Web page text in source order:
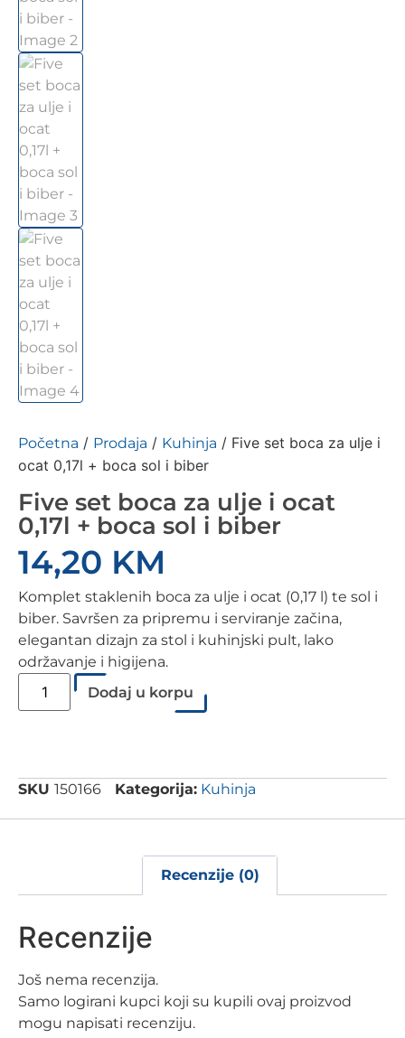
Početna / Prodaja / Kuhinja / Five set boca za ulje i
ocat 0,17l + boca sol i biber
Five set boca za ulje i ocat
0,17l + boca sol i biber
14,20 KM
Komplet staklenih boca za ulje i ocat (0,17 l) te sol i
biber. Savršen za pripremu i serviranje začina,
elegantan dizajn za stol i kuhinjski pult, lako
održavanje i higijena.
Dodaj u korpu
SKU 150166 Kategorija: Kuhinja
Recenzije (0)
Recenzije
Još nema recenzija.
Samo logirani kupci koji su kupili ovaj proizvod
mogu napisati recenziju.